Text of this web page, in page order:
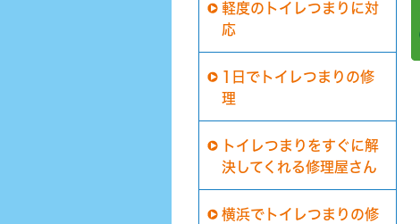
軽度のトイレつまりに対
応
1日でトイレつまりの修
理
トイレつまりをすぐに解
決してくれる修理屋さん
横浜でトイレつまりの修